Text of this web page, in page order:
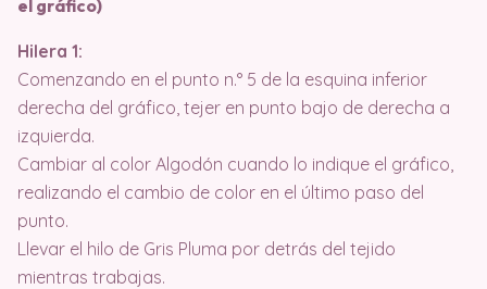
el gráfico)
Hilera 1:
Comenzando en el punto n.° 5 de la esquina inferior
derecha del gráfico, tejer en punto bajo de derecha a
izquierda.
Cambiar al color Algodón cuando lo indique el gráfico,
realizando el cambio de color en el último paso del
punto.
Llevar el hilo de Gris Pluma por detrás del tejido
mientras trabajas.